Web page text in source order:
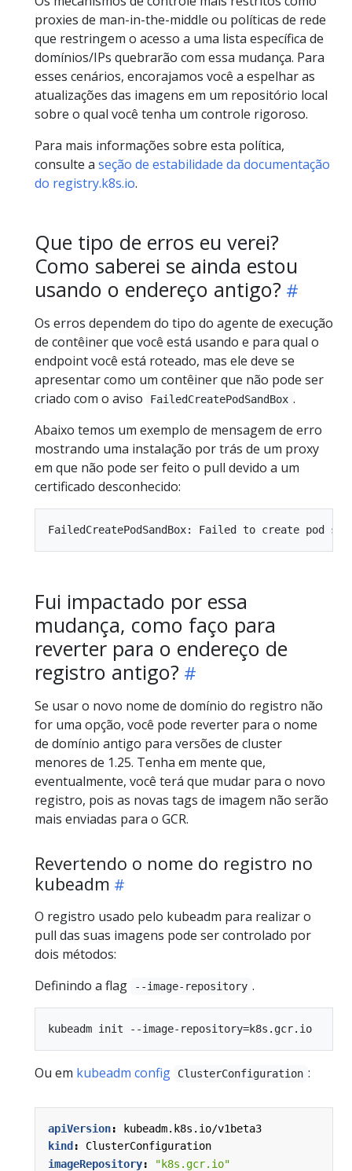
proxies de man-in-the-middle ou políticas de rede
que restringem o acesso a uma lista específica de
domínios/IPs quebrarão com essa mudança. Para
esses cenários, encorajamos você a espelhar as
atualizações das imagens em um repositório local
sobre o qual você tenha um controle rigoroso.
Para mais informações sobre esta política,
consulte a seção de estabilidade da documentação
do registry.k8s.io.
Que tipo de erros eu verei?
Como saberei se ainda estou
usando o endereço antigo?
Os erros dependem do tipo do agente de execução
de contêiner que você está usando e para qual o
endpoint você está roteado, mas ele deve se
apresentar como um contêiner que não pode ser
criado com o aviso
FailedCreatePodSandBox .
Abaixo temos um exemplo de mensagem de erro
mostrando uma instalação por trás de um proxy
em que não pode ser feito o pull devido a um
certificado desconhecido:
Fui impactado por essa
mudança, como faço para
reverter para o endereço de
registro antigo?
Se usar o novo nome de domínio do registro não
for uma opção, você pode reverter para o nome
de domínio antigo para versões de cluster
menores de 1.25. Tenha em mente que,
eventualmente, você terá que mudar para o novo
registro, pois as novas tags de imagem não serão
mais enviadas para o GCR.
Revertendo o nome do registro no
kubeadm
O registro usado pelo kubeadm para realizar o
pull das suas imagens pode ser controlado por
dois métodos:
Definindo a flag
--image-repository .
Ou em kubeadm config ClusterConfiguration :
apiVersion:
kubeadm.k8s.io/v1beta3
kind :
ClusterConfiguration
imageRepository: "k8s.gcr.io"